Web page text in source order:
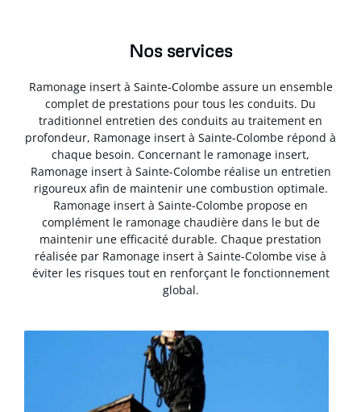
Nos services
Ramonage insert à Sainte-Colombe assure un ensemble
complet de prestations pour tous les conduits. Du
traditionnel entretien des conduits au traitement en
profondeur, Ramonage insert à Sainte-Colombe répond à
chaque besoin. Concernant le ramonage insert,
Ramonage insert à Sainte-Colombe réalise un entretien
rigoureux afin de maintenir une combustion optimale.
Ramonage insert à Sainte-Colombe propose en
complément le ramonage chaudière dans le but de
maintenir une efficacité durable. Chaque prestation
réalisée par Ramonage insert à Sainte-Colombe vise à
éviter les risques tout en renforçant le fonctionnement
global.